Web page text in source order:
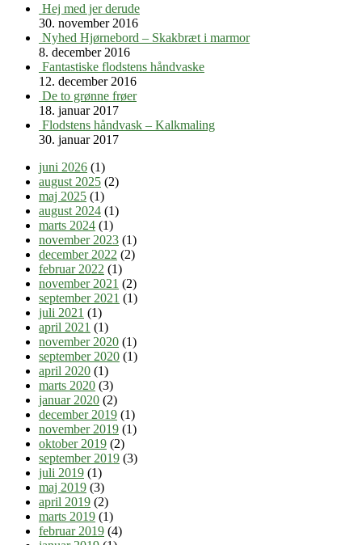
Hej med jer derude
30. november 2016
Nyhed Hjørnebord – Skakbræt i marmor
8. december 2016
Fantastiske flodstens håndvaske
12. december 2016
De to grønne frøer
18. januar 2017
Flodstens håndvask – Kalkmaling
30. januar 2017
juni 2026 (1)
august 2025 (2)
maj 2025 (1)
august 2024 (1)
marts 2024 (1)
november 2023 (1)
december 2022 (2)
februar 2022 (1)
november 2021 (2)
september 2021 (1)
juli 2021 (1)
april 2021 (1)
november 2020 (1)
september 2020 (1)
april 2020 (1)
marts 2020 (3)
januar 2020 (2)
december 2019 (1)
november 2019 (1)
oktober 2019 (2)
september 2019 (3)
juli 2019 (1)
maj 2019 (3)
april 2019 (2)
marts 2019 (1)
februar 2019 (4)